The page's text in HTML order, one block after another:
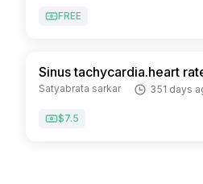
FREE
Sinus tachycardia.heart
Satyabrata sarkar 351 days
$7.5